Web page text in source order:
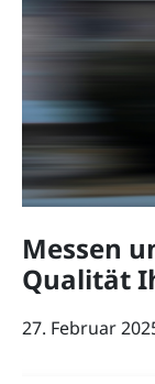
Messen
Qualität
27. Februar